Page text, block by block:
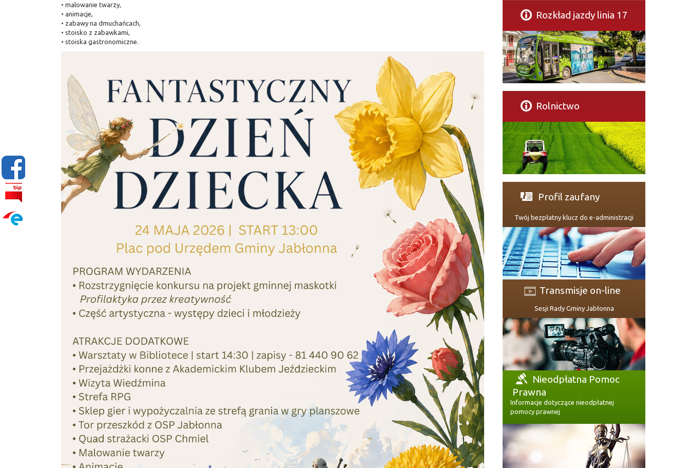
• malowanie twarzy,
• animacje,
• zabawy na dmuchańcach,
• stoisko z zabawkami,
• stoiska gastronomiczne.
Rozkład jazdy linia 17
Rolnictwo
Profil zaufany
Twój bezpłatny klucz do e-administracji
Transmisje on-line
Sesji Rady Gminy Jabłonna
Nieodpłatna Pomoc
Prawna
Informacje dotyczące nieodpłatnej
pomocy prawnej